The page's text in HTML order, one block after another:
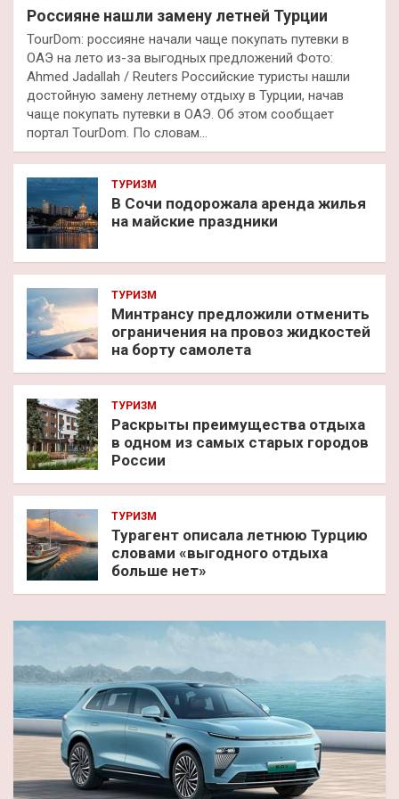
Россияне нашли замену летней Турции
TourDom: россияне начали чаще покупать путевки в
ОАЭ на лето из-за выгодных предложений Фото:
Ahmed Jadallah / Reuters Российские туристы нашли
достойную замену летнему отдыху в Турции, начав
чаще покупать путевки в ОАЭ. Об этом сообщает
портал TourDom. По словам…
ТУРИЗМ
В Сочи подорожала аренда жилья
на майские праздники
ТУРИЗМ
Минтрансу предложили отменить
ограничения на провоз жидкостей
на борту самолета
ТУРИЗМ
Раскрыты преимущества отдыха
в одном из самых старых городов
России
ТУРИЗМ
Турагент описала летнюю Турцию
словами «выгодного отдыха
больше нет»